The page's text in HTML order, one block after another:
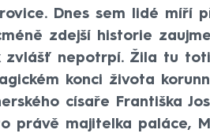
Dnes sem lidé míří
zdejší historie
zvlášť nepotrpí. Žila tu
konci života
císaře Františka
právě majitelka paláce,